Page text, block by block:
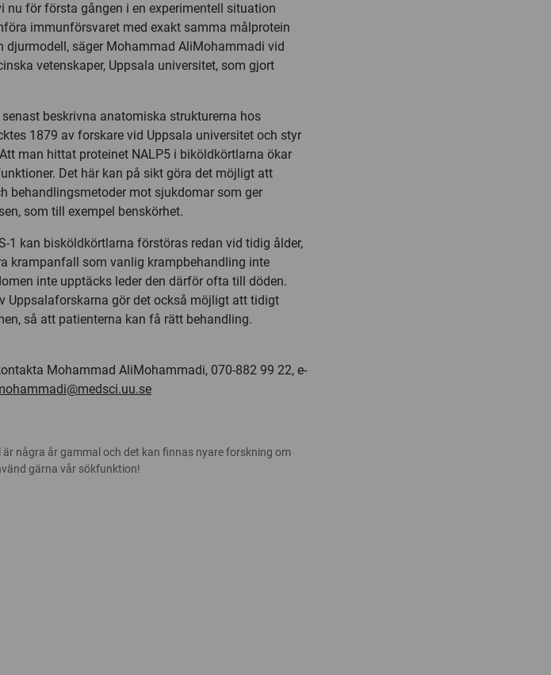
nu för första gången i en experimentell situation
immunförsvaret med exakt samma målprotein
djurmodell, säger Mohammad AliMohammadi vid
vetenskaper, Uppsala universitet, som gjort
beskrivna anatomiska strukturerna hos
1879 av forskare vid Uppsala universitet och styr
man hittat proteinet NALP5 i biköldkörtlarna ökar
Det här kan på sikt göra det möjligt att
behandlingsmetoder mot sjukdomar som ger
som till exempel benskörhet.
1 kan bisköldkörtlarna förstöras redan vid tidig ålder,
krampanfall som vanlig krampbehandling inte
inte upptäcks leder den därför ofta till döden.
Uppsalaforskarna gör det också möjligt att tidigt
så att patienterna kan få rätt behandling.
Mohammad AliMohammadi, 070-882 99 22, e-
är några år gammal och det kan finnas nyare forskning om
gärna vår sökfunktion!